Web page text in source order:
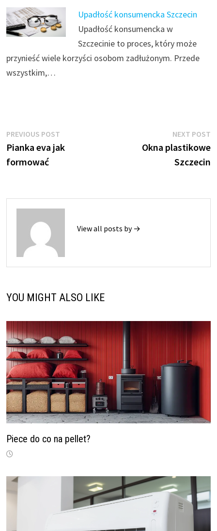
Upadłość konsumencka Szczecin
Upadłość konsumencka w
Szczecinie to proces, który może
przynieść wiele korzyści osobom zadłużonym. Przede
wszystkim,…
Nawigacja
wpisu
PREVIOUS POSTPrevious
post:
Pianka eva jak
formować
NEXT POST
Okna plastikowe
Szczecin
View all posts by →
YOU MIGHT ALSO LIKE
Piece do co na pellet?